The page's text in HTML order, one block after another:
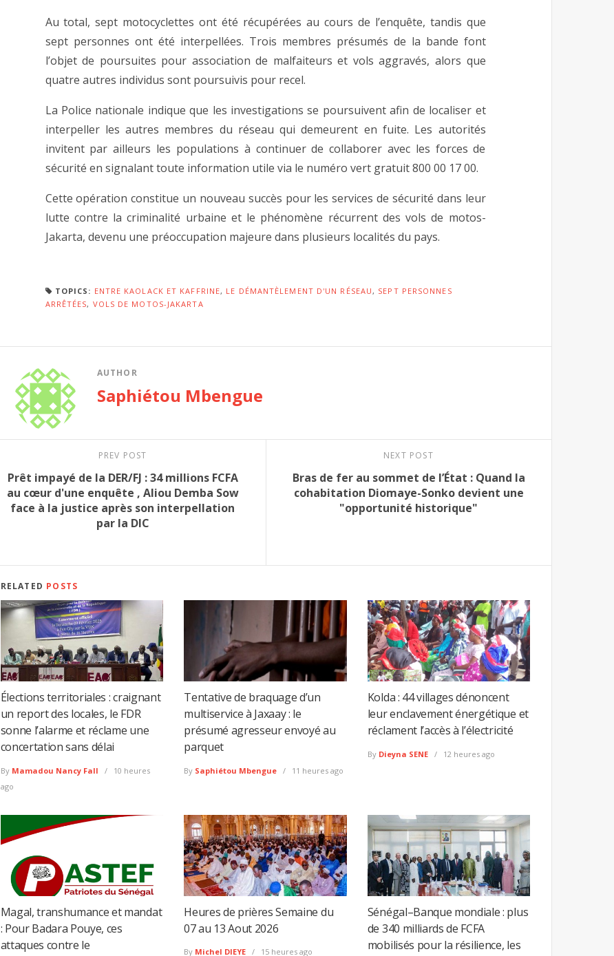
Au total, sept motocyclettes ont été récupérées au cours de l’enquête, tandis que
sept personnes ont été interpellées. Trois membres présumés de la bande font
l’objet de poursuites pour association de malfaiteurs et vols aggravés, alors que
quatre autres individus sont poursuivis pour recel.
La Police nationale indique que les investigations se poursuivent afin de localiser et
interpeller les autres membres du réseau qui demeurent en fuite. Les autorités
invitent par ailleurs les populations à continuer de collaborer avec les forces de
sécurité en signalant toute information utile via le numéro vert gratuit 800 00 17 00.
Cette opération constitue un nouveau succès pour les services de sécurité dans leur
lutte contre la criminalité urbaine et le phénomène récurrent des vols de motos-
Jakarta, devenu une préoccupation majeure dans plusieurs localités du pays.
TOPICS: ENTRE KAOLACK ET KAFFRINE, LE DÉMANTÈLEMENT D'UN RÉSEAU , SEPT PERSONNES
ARRÊTÉES, VOLS DE MOTOS-JAKARTA
AUTHOR
Saphiétou Mbengue
PREV POST
Prêt impayé de la DER/FJ : 34 millions FCFA
au cœur d'une enquête , Aliou Demba Sow
face à la justice après son interpellation
par la DIC
NEXT POST
Bras de fer au sommet de l’État : Quand la
cohabitation Diomaye-Sonko devient une
"opportunité historique"
RELATED POSTS
Élections territoriales : craignant
un report des locales, le FDR
sonne l’alarme et réclame une
concertation sans délai
By Mamadou Nancy Fall
10 heures
ago
Tentative de braquage d’un
multiservice à Jaxaay : le
présumé agresseur envoyé au
parquet
By Saphiétou Mbengue 11 heures ago
Kolda : 44 villages dénoncent
leur enclavement énergétique et
réclament l’accès à l’électricité
By Dieyna SENE 12 heures ago
Magal, transhumance et mandat
: Pour Badara Pouye, ces
attaques contre le
Heures de prières Semaine du
07 au 13 Aout 2026
By Michel DIEYE 15 heures ago
Sénégal–Banque mondiale : plus
de 340 milliards de FCFA
mobilisés pour la résilience, les